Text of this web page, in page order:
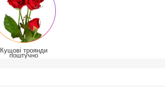
Кущові троянди
поштучно